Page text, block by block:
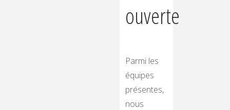
ouverte
Parmi les
équipes
présentes,
nous